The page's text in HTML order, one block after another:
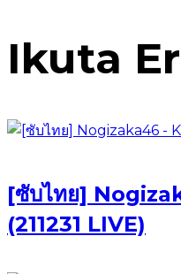
Ikuta
[ซับไทย]
(211231 LIVE)